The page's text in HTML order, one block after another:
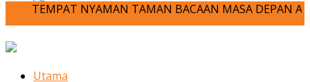
TEMPAT NYAMAN TAMAN BACAAN MASA DEPAN
Utama